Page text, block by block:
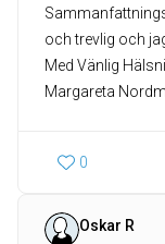
och trevlig och
Med Vänlig
Margareta
0
Oskar R